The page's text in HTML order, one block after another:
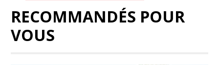
RECOMMANDÉS POUR
VOUS